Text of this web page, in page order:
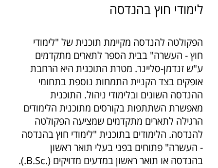
לימודי חוץ בהנדסה
הפקולטה להנדסה מקיימת תוכנית של "לימודי
חוץ - העשרה" בבית הספר לתארים מתקדמים
ע"ש זנדמן-סליינר. מטרת התוכנית היא הרחבת
אופקים בצד הקניית התמחות נוספת בתחומי
ההנדסה השונים ובלימודי ניהול. התוכנית
מאפשרת השתתפות בקורסים מתוכנית הלימודים
הרגילה לתארים מתקדמים שמציעה הפקולטה
להנדסה. הלימודים בתוכנית "לימודי חוץ בהנדסה
- העשרה" פתוחים בפני בעלי תואר ראשון
בהנדסה או תואר ראשון במדעים מדויקים (.B.Sc.).